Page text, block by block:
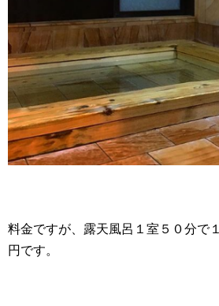
料金ですが、露天風呂１室５０分で
円です。